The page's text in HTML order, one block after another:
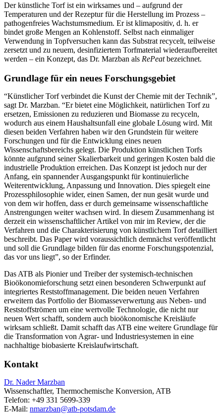
Der künstliche Torf ist ein wirksames und – aufgrund der
Temperaturen und der Rezeptur für die Herstellung im Prozess –
pathogenfreies Wachstumsmedium. Er ist klimapositiv, d. h. er
bindet große Mengen an Kohlenstoff. Selbst nach einmaliger
Verwendung in Topfversuchen kann das Substrat recycelt, teilweise
zersetzt und zu neuem, desinfiziertem Torfmaterial wiederaufbereitet
werden – ein Konzept, das Dr. Marzban als RePeatbezeichnet.
Grundlage für ein neues Forschungsgebiet
“Künstlicher Torf verbindet die Kunst der Chemie mit der Technik”,
sagt Dr. Marzban. “Er bietet eine Möglichkeit, natürlichen Torf zu
ersetzen, Emissionen zu reduzieren und Biomasse zu recyceln,
wodurch aus einem Haushaltsunfall eine globale Lösung wird. Mit
diesen beiden Verfahren haben wir den Grundstein für weitere
Forschungen und für die Entwicklung eines neuen
Wissenschaftsbereichs gelegt. Die Produktion künstlichen Torfs
könnte aufgrund seiner Skalierbarkeit und geringen Kosten bald die
industrielle Produktion erreichen. Das Konzept ist jedoch nur der
Anfang, ein spannender Ausgangspunkt für kontinuierliche
Weiterentwicklung, Anpassung und Innovation. Dies spiegelt eine
Prozessphilosophie wider, einen Samen, der nun gesät wurde und
von dem wir hoffen, dass er durch gemeinsame wissenschaftliche
Anstrengungen weiter wachsen wird. In diesem Zusammenhang ist
derzeit ein wissenschaftlicher Artikel von mir im Review, der die
Verfahren und die Charakterisierung von künstlichem Torf detailliert
beschreibt. Das Paper wird voraussichtlich demnächst veröffentlicht
und soll die Grundlage bilden für das enorme Forschungspotenzial,
das vor uns liegt”, so der Erfinder.
Das ATB als Pionier und Treiber der systemisch-technischen
Bioökonomieforschung setzt einen besonderen Schwerpunkt auf
integriertes Reststoffmanagement. Die beiden neuen Verfahren
erweitern das Portfolio der Biomasseverwertung aus Neben- und
Reststoffströmen um eine wertvolle Technologie, die nicht nur
neuen Wert schafft, sondern auch bioökonomische Kreisläufe
wirksam schließt. Damit schafft das ATB eine weitere Grundlage für
die Transformation von Agrar- und Industriesystemen in eine
nachhaltige biobasierte Kreislaufwirtschaft.
Kontakt
Dr. Nader Marzban
Wissenschaftler, Thermochemische Konversion, ATB
Telefon: +49 331 5699-339
E-Mail: nmarzban@atb-potsdam.de